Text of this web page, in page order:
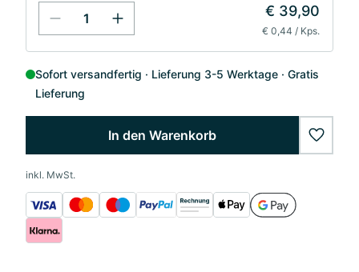
€ 39,90
€ 0,44 / Kps.
Sofort versandfertig Lieferung 3-5 Werktage
Gratis
Lieferung
In den Warenkorb
inkl. MwSt.